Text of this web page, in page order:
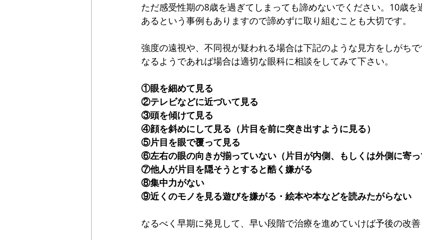
ただ感受性期の8歳を過ぎてしまっても諦めないでください。10歳を
あるという事例もありますので諦めずに取り組むことも大切です。
強度の遠視や、不同視が疑われる場合は下記のような見方をしがち
なるようであれば場合は適切な眼科に相談をしてみて下さい。
①眼を細めて見る
②テレビなどに近づいて見る
③頭を傾けて見る
④顔を斜めにして見る（片目を前に突き出すように見る）
⑤片目を眼で覆って見る
⑥左右の眼の向きが揃っていない（片目が内側、もしくは外側に寄っ
⑦他人が片目を隠そうとすると酷く嫌がる
⑧集中力がない
⑨近くのモノを見る遊びを嫌がる・絵本や本などを読みたがらない
なるべく早期に発見して、早い段階で治療を進めていけば予後の改善